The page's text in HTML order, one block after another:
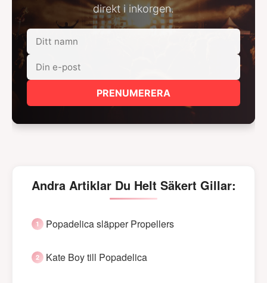
direkt i inkorgen.
PRENUMERERA
Andra Artiklar Du Helt Säkert Gillar:
Popadelica släpper Propellers
Kate Boy till Popadelica